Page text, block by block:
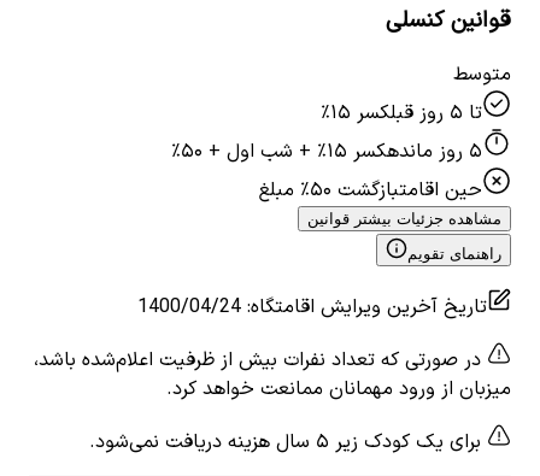
قوانین کنسلی
متوسط
تا ۵ روز قبل
کسر ۱۵٪
۵ روز مانده
کسر ۱۵٪ + شب اول + ۵۰٪
حین اقامتبازگشت ۵۰٪ مبلغ
مشاهده جزئیات بیشتر قوانین
راهنمای تقویم
تاریخ آخرین ویرایش اقامتگاه:
1400/04/24
در صورتی که تعداد نفرات بیش از ظرفیت اعلام‌شده باشد،
میزبان از ورود مهمانان ممانعت خواهد کرد.
برای یک کودک زیر ۵ سال هزینه دریافت نمی‌شود.